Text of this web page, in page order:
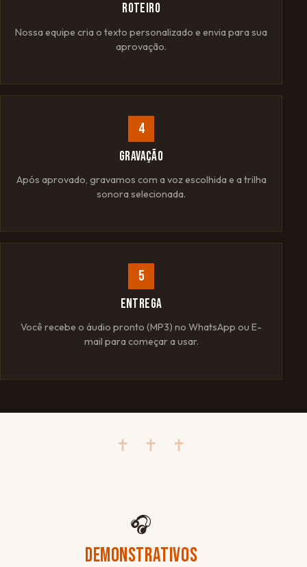
ROTEIRO
Nossa equipe cria o texto personalizado e envia para sua
aprovação.
4
GRAVAÇÃO
Após aprovado, gravamos com a voz escolhida e a trilha
sonora selecionada.
5
ENTREGA
Você recebe o áudio pronto (MP3) no WhatsApp ou E-
mail para começar a usar.
✝ ✝ ✝
🎧
DEMONSTRATIVOS